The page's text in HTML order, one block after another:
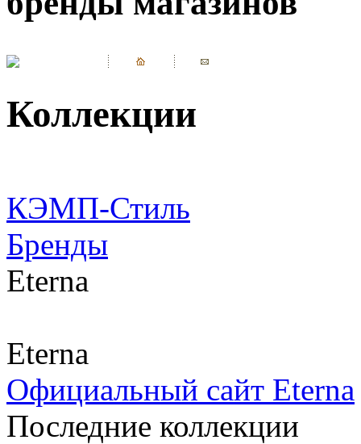
Коллекции
КЭМП-Стиль
Бренды
Eterna
Eterna
Официальный сайт Eterna
Последние коллекции